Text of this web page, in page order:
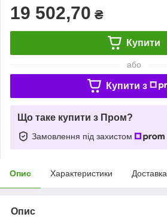
19 502,70 ₴
Купити
або
Купити з
Що таке купити з Пром?
Замовлення під захистом
Опис Характеристики Доставка
Опис